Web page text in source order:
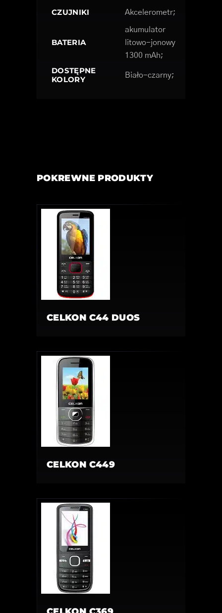
CZUJNIKI Akcelerometr;
BATERIA
akumulator
litowo-jonowy
1300 mAh;
DOSTĘPNE
KOLORY
Biało-czarny;
POKREWNE PRODUKTY
CELKON C44 DUOS
CELKON C449